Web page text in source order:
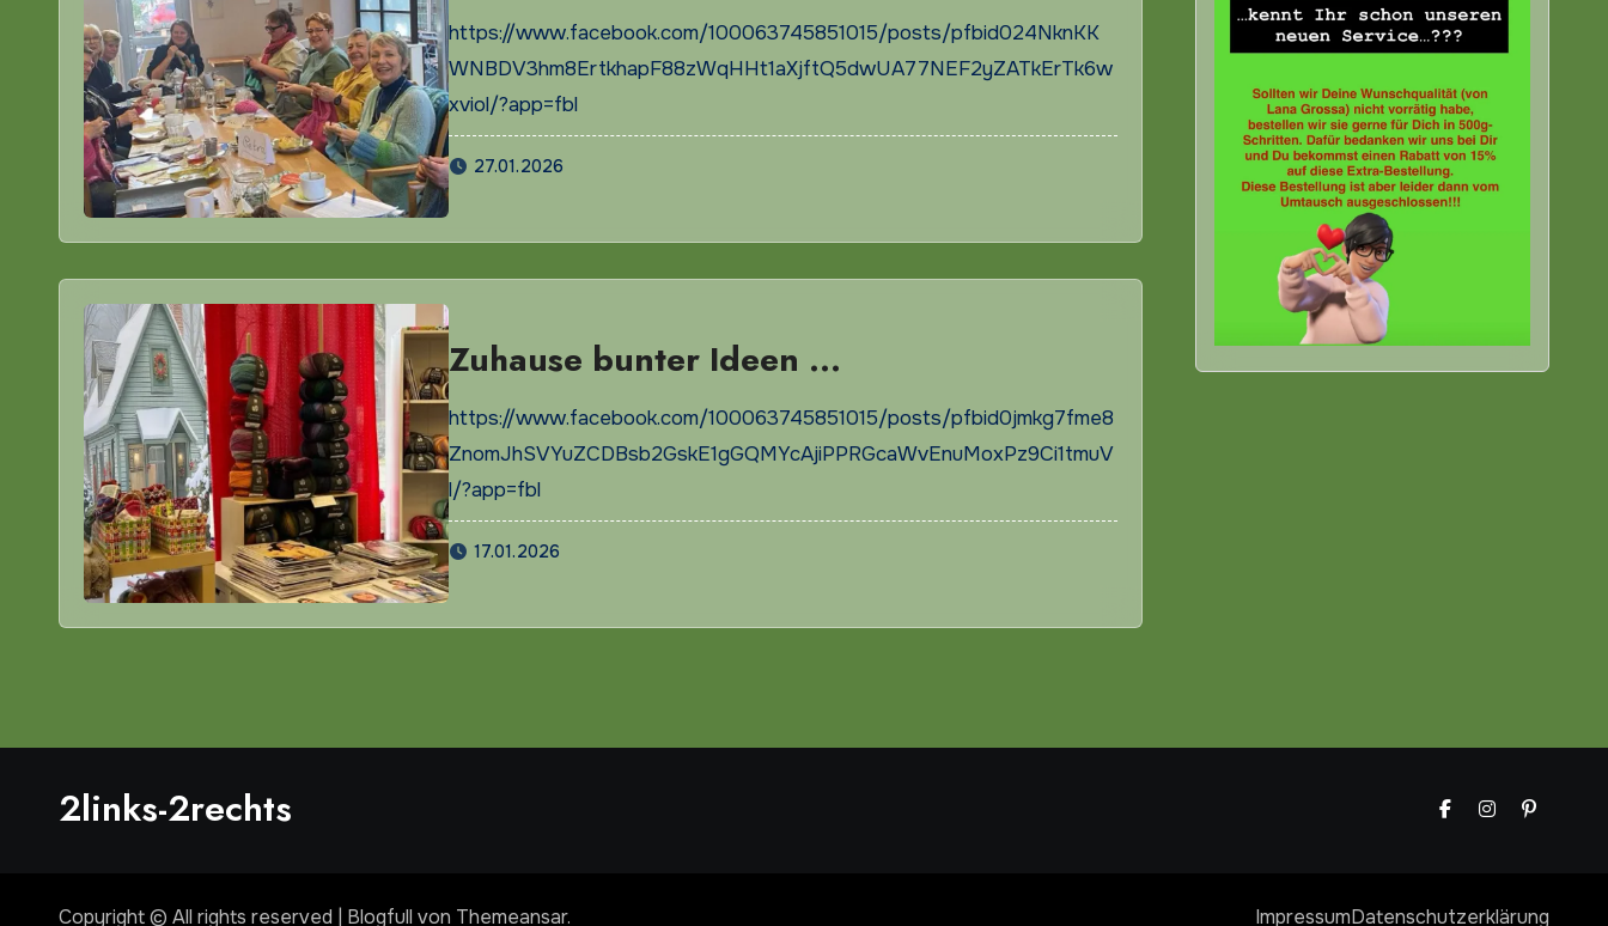
https://www.facebook.com/100063745851015/posts/pfbid024NknKK
WNBDV3hm8ErtkhapF88zWqHHt1aXjftQ5dwUA77NEF2yZATkErTk6w
xviol/?app=fbl
27.01.2026
Zuhause bunter Ideen …
https://www.facebook.com/100063745851015/posts/pfbid0jmkg7fme8
ZnomJhSVYuZCDBsb2GskE1gGQMYcAjiPPRGcaWvEnuMoxPz9Ci1tmuV
l/?app=fbl
17.01.2026
2links-2rechts
Copyright © All rights reserved Blogfull von Themeansar. ImpressumDatenschutzerklärung